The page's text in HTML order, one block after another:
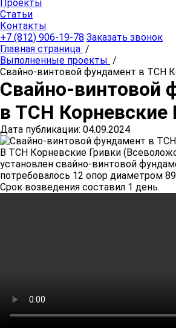
Проекты
Статьи
Контакты
+7 (812) 906-19-78 Заказать звонок
Главная страница /
Выполненные проекты /
Свайно-винтовой фундамент в ТСН
Свайно-винтовой
в ТСН Корневские
Дата публикации: 04.09.2024
В ТСН Корневские Гривки
установлен свайно-винтовой
потребовалось 12 опор диаметром
Срок возведения составил 1 день.